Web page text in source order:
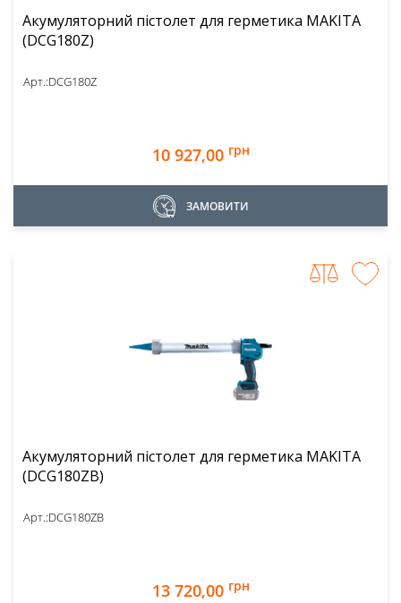
Акумуляторний пістолет для герметика MAKITA
(DCG180Z)
Арт.:DCG180Z
10 927,00 грн
ЗАМОВИТИ
Акумуляторний пістолет для герметика MAKITA
(DCG180ZB)
Арт.:DCG180ZB
13 720,00 грн